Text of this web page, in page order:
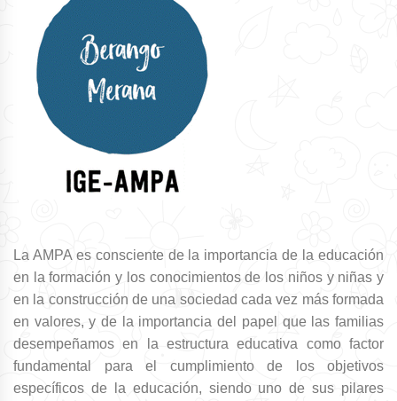
La AMPA es consciente de la importancia de la educación
en la formación y los conocimientos de los niños y niñas y
en la construcción de una sociedad cada vez más formada
en valores, y de la importancia del papel que las familias
desempeñamos en la estructura educativa como factor
fundamental para el cumplimiento de los objetivos
específicos de la educación, siendo uno de sus pilares